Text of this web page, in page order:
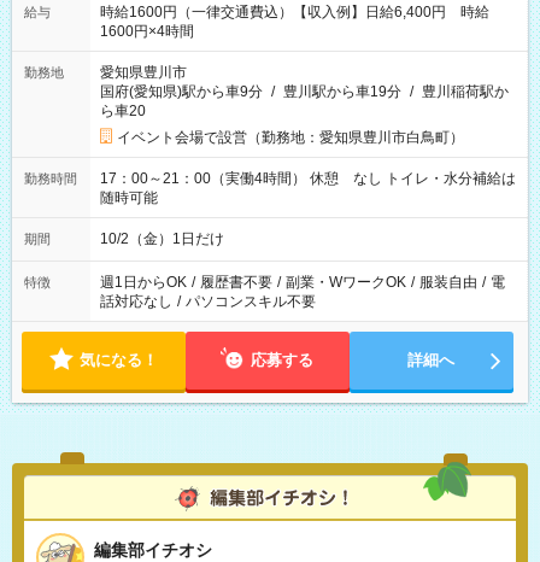
給与
時給1600円（一律交通費込）【収入例】日給6,400円 時給
1600円×4時間
勤務地
愛知県豊川市
国府(愛知県)駅から車9分 / 豊川駅から車19分 / 豊川稲荷駅か
ら車20
イベント会場で設営（勤務地：愛知県豊川市白鳥町）
勤務時間
17：00～21：00（実働4時間） 休憩 なし トイレ・水分補給は
随時可能
期間 10/2（金）1日だけ
特徴 週1日からOK / 履歴書不要 / 副業・WワークOK / 服装自由 / 電
話対応なし / パソコンスキル不要
気になる！ 応募する 詳細へ
編集部イチオシ